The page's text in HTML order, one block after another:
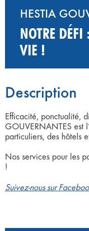
HESTIA
NOTRE
VIE !
Description
Efficacité, ponctualité,
GOUVERNANTES est
particuliers, des hôtels
Nos services pour les
!
Suivez-nous sur